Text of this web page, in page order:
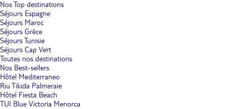
Nos Top destinations
Séjours Espagne
Séjours Maroc
Séjours Grèce
Séjours Tunisie
Séjours Cap Vert
Toutes nos destinations
Nos Best-sellers
Hôtel Mediterraneo
Riu Tikida Palmeraie
Hôtel Fiesta Beach
TUI Blue Victoria Menorca